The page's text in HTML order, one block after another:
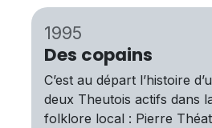
1995
Des copains
C’est au départ l’histoire
deux Theutois actifs dans
folklore local : Pierre